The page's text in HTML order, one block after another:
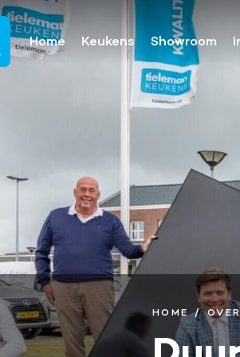
Home Keukens
Aanrechtbladen
Keukenapparatuur
Keukenaccessoires
Keukenrenovatie
Showroom
HOME